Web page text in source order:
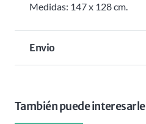
Medidas: 147 x 128 cm.
Envio
También puede interesarle